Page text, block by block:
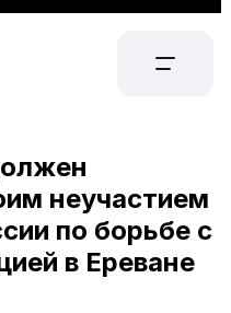
неучастием
по борьбе с
в Ереване